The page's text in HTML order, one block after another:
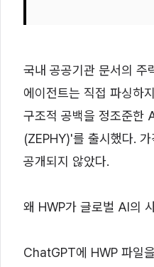
국내 공공기관 문서의 주
에이전트는 직접 파싱하
구조적 공백을 정조준한
(ZEPHY)'를 출시했다.
공개되지 않았다.
왜 HWP가 글로벌 AI의
ChatGPT에 HWP 파일